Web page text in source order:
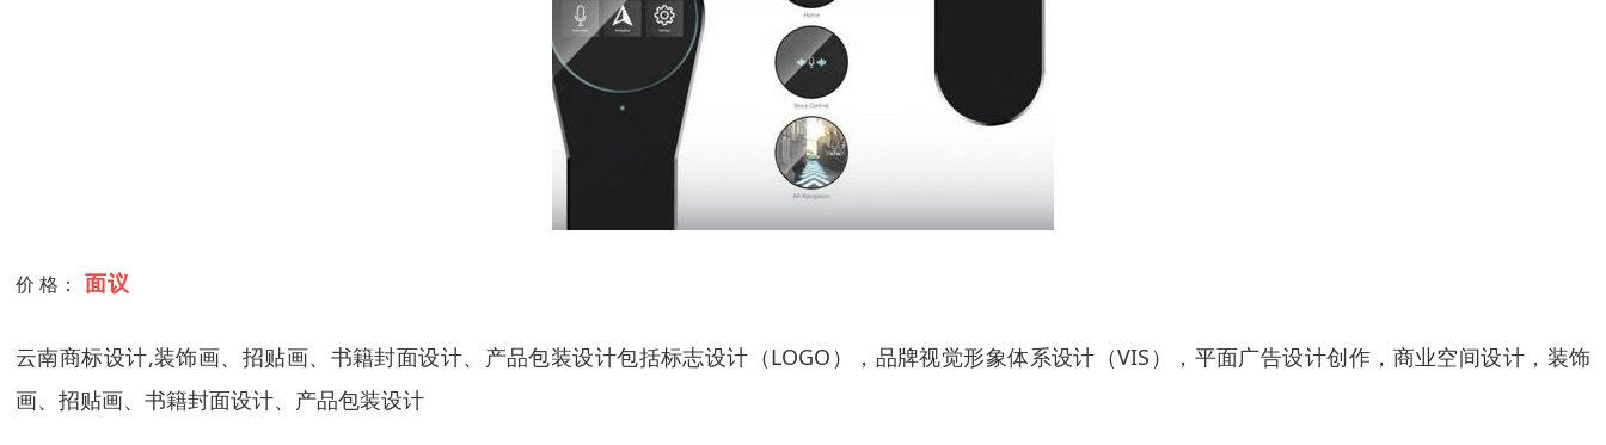
价 格： 面议
云南商标设计,装饰画、招贴画、书籍封面设计、产品包装设计包括标志设计（LOGO），品牌视觉形象体系设计（VIS），平面广告设计创作，商业空间设计，装饰
画、招贴画、书籍封面设计、产品包装设计